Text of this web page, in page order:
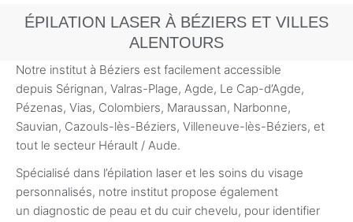
ÉPILATION LASER À BÉZIERS ET VILLES
ALENTOURS
Notre institut à Béziers est facilement accessible
depuis Sérignan, Valras-Plage, Agde, Le Cap-d’Agde,
Pézenas, Vias, Colombiers, Maraussan, Narbonne,
Sauvian, Cazouls-lès-Béziers, Villeneuve-lès-Béziers, et
tout le secteur Hérault / Aude.
Spécialisé dans l’épilation laser et les soins du visage
personnalisés, notre institut propose également
un diagnostic de peau et du cuir chevelu, pour identifier